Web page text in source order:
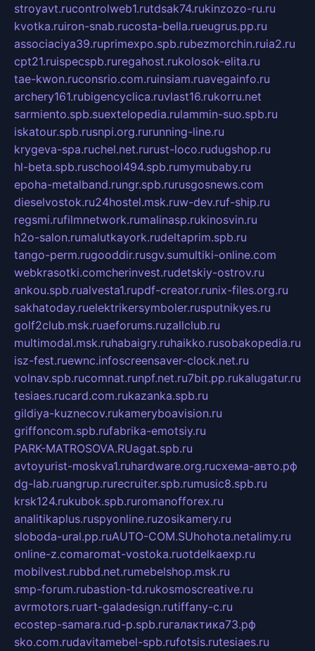
stroyavt.rucontrolweb1.rutdsak74.rukinzozo-ru.ru
kvotka.ruiron-snab.rucosta-bella.rueugrus.pp.ru
associaciya39.ruprimexpo.spb.rubezmorchin.ruia2.ru
cpt21.ruispecspb.ruregahost.rukolosok-elita.ru
tae-kwon.ruconsrio.com.ruinsiam.ruavegainfo.ru
archery161.rubigencyclica.ruvlast16.rukorru.net
sarmiento.spb.suextelopedia.rulammin-suo.spb.ru
iskatour.spb.rusnpi.org.rurunning-line.ru
krygeva-spa.ruchel.net.rurust-loco.rudugshop.ru
hl-beta.spb.ruschool494.spb.rumymubaby.ru
epoha-metalband.rungr.spb.rurusgosnews.com
dieselvostok.ru24hostel.msk.ruw-dev.ruf-ship.ru
regsmi.rufilmnetwork.rumalinasp.rukinosvin.ru
h2o-salon.rumalutkayork.rudeltaprim.spb.ru
tango-perm.rugooddir.rusgv.sumultiki-online.com
webkrasotki.comcherinvest.rudetskiy-ostrov.ru
ankou.spb.rualvesta1.rupdf-creator.runix-files.org.ru
sakhatoday.ruelektrikersymboler.rusputnikyes.ru
golf2club.msk.ruaeforums.ruzallclub.ru
multimodal.msk.ruhabaigry.ruhaikko.rusobakopedia.ru
isz-fest.ruewnc.infoscreensaver-clock.net.ru
volnav.spb.rucomnat.runpf.net.ru7bit.pp.rukalugatur.ru
tesiaes.rucard.com.rukazanka.spb.ru
gildiya-kuznecov.rukameryboavision.ru
griffoncom.spb.rufabrika-emotsiy.ru
PARK-MATROSOVA.RUagat.spb.ru
avtoyurist-moskva1.ruhardware.org.ruсхема-авто.рф
dg-lab.ruangrup.rurecruiter.spb.rumusic8.spb.ru
krsk124.rukubok.spb.ruromanofforex.ru
analitikaplus.ruspyonline.ruzosikamery.ru
sloboda-ural.pp.ruAUTO-COM.SUhohota.netalimy.ru
online-z.comaromat-vostoka.ruotdelkaexp.ru
mobilvest.rubbd.net.rumebelshop.msk.ru
smp-forum.rubastion-td.rukosmoscreative.ru
avrmotors.ruart-galadesign.rutiffany-c.ru
ecostep-samara.rud-p.spb.ruгалактика73.рф
sko.com.rudavitamebel-spb.rufotsis.rutesiaes.ru